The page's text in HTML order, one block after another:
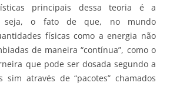
principais dessa teoria é a
seja, o fato de que, no mundo
físicas como a energia não
de maneira “contínua”, como o
que pode ser dosada segundo a
sim através de “pacotes” chamados